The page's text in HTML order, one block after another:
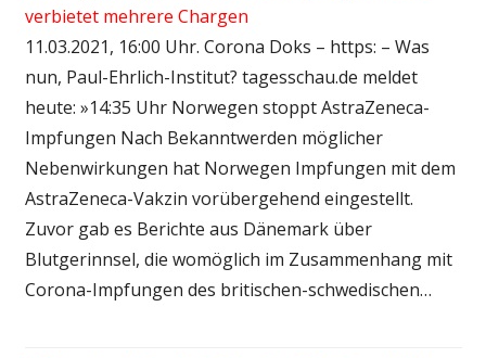
verbietet mehrere Chargen
11.03.2021, 16:00 Uhr. Corona Doks – https: – Was
nun, Paul-Ehrlich-Institut? tagesschau.de meldet
heute: »14:35 Uhr Norwegen stoppt AstraZeneca-
Impfungen Nach Bekanntwerden möglicher
Nebenwirkungen hat Norwegen Impfungen mit dem
AstraZeneca-Vakzin vorübergehend eingestellt.
Zuvor gab es Berichte aus Dänemark über
Blutgerinnsel, die womöglich im Zusammenhang mit
Corona-Impfungen des britischen-schwedischen…